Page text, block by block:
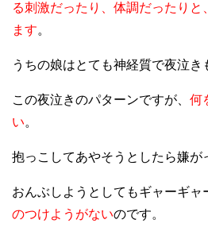
る刺激だったり、体調だったり
ます。
うちの娘はとても神経質で夜泣き
この夜泣きのパターンですが、 何
い。
抱っこしてあやそうとしたら嫌が
おんぶしようとしてもギャーギャ
のつけようがないのです。